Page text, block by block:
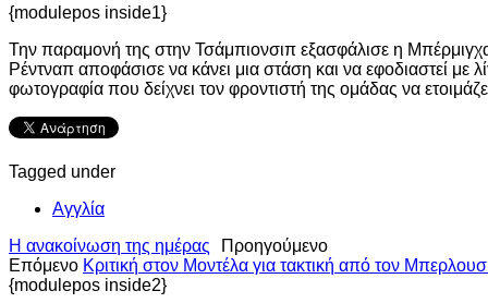
{modulepos inside1}
Την παραμονή της στην Τσάμπιονσιπ εξασφάλισε η
Ρέντναπ αποφάσισε να κάνει μια στάση και να εφοδιαστεί
φωτογραφία που δείχνει τον φροντιστή της ομάδας να
Tagged under
Αγγλία
Προηγούμενο
Η ανακοίνωση της ημέρας
Επόμενο Κριτική στον Μοντέλα για τακτική από τον
{modulepos inside2}